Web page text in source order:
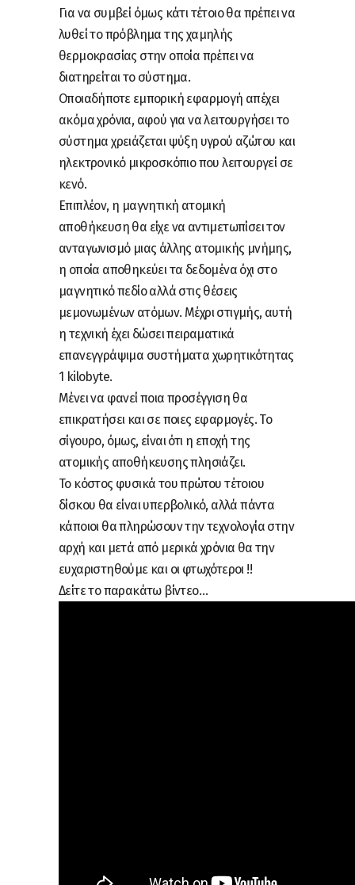
Για να συμβεί όμως κάτι τέτοιο θα πρέπει να
λυθεί το πρόβλημα της χαμηλής
θερμοκρασίας στην οποία πρέπει να
διατηρείται το σύστημα.
Οποιαδήποτε εμπορική εφαρμογή απέχει
ακόμα χρόνια, αφού για να λειτουργήσει το
σύστημα χρειάζεται ψύξη υγρού αζώτου και
ηλεκτρονικό μικροσκόπιο που λειτουργεί σε
κενό.
Επιπλέον, η μαγνητική ατομική
αποθήκευση θα είχε να αντιμετωπίσει τον
ανταγωνισμό μιας άλλης ατομικής μνήμης,
η οποία αποθηκεύει τα δεδομένα όχι στο
μαγνητικό πεδίο αλλά στις θέσεις
μεμονωμένων ατόμων. Μέχρι στιγμής, αυτή
η τεχνική έχει δώσει πειραματικά
επανεγγράψιμα συστήματα χωρητικότητας
1 kilobyte.
Μένει να φανεί ποια προσέγγιση θα
επικρατήσει και σε ποιες εφαρμογές. Το
σίγουρο, όμως, είναι ότι η εποχή της
ατομικής αποθήκευσης πλησιάζει.
Το κόστος φυσικά του πρώτου τέτοιου
δίσκου θα είναι υπερβολικό, αλλά πάντα
κάποιοι θα πληρώσουν την τεχνολογία στην
αρχή και μετά από μερικά χρόνια θα την
ευχαριστηθούμε και οι φτωχότεροι !!
Δείτε το παρακάτω βίντεο…